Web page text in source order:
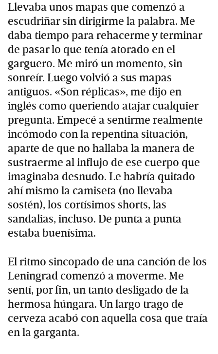
Llevaba unos mapas que comenzó a
escudriñar sin dirigirme la palabra. Me
daba tiempo para rehacerme y terminar
de pasar lo que tenía atorado en el
garguero. Me miró un momento, sin
sonreír. Luego volvió a sus mapas
antiguos. «Son réplicas», me dijo en
inglés como queriendo atajar cualquier
pregunta. Empecé a sentirme realmente
incómodo con la repentina situación,
aparte de que no hallaba la manera de
sustraerme al influjo de ese cuerpo que
imaginaba desnudo. Le habría quitado
ahí mismo la camiseta (no llevaba
sostén), los cortísimos shorts, las
sandalias, incluso. De punta a punta
estaba buenísima.
El ritmo sincopado de una canción de los
Leningrad comenzó a moverme. Me
sentí, por fin, un tanto desligado de la
hermosa húngara. Un largo trago de
cerveza acabó con aquella cosa que traía
en la garganta.